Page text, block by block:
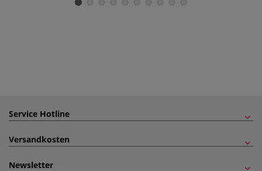
Service Hotline
Versandkosten
Newsletter